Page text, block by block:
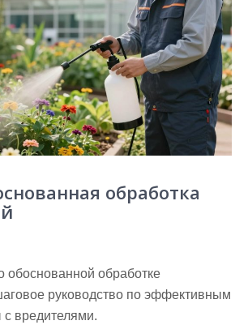
обработка
обоснованной обработке
руководство по эффективным
вредителями.